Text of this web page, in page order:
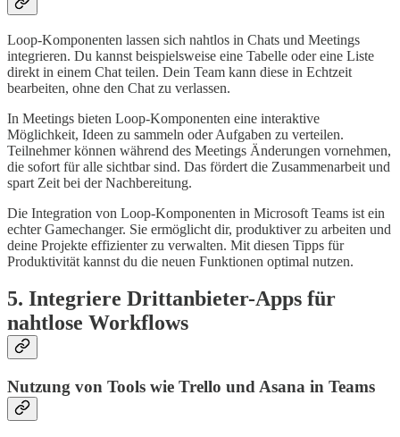
Loop-Komponenten lassen sich nahtlos in Chats und Meetings
integrieren. Du kannst beispielsweise eine Tabelle oder eine Liste
direkt in einem Chat teilen. Dein Team kann diese in Echtzeit
bearbeiten, ohne den Chat zu verlassen.
In Meetings bieten Loop-Komponenten eine interaktive
Möglichkeit, Ideen zu sammeln oder Aufgaben zu verteilen.
Teilnehmer können während des Meetings Änderungen vornehmen,
die sofort für alle sichtbar sind. Das fördert die Zusammenarbeit und
spart Zeit bei der Nachbereitung.
Die Integration von Loop-Komponenten in Microsoft Teams ist ein
echter Gamechanger. Sie ermöglicht dir, produktiver zu arbeiten und
deine Projekte effizienter zu verwalten. Mit diesen Tipps für
Produktivität kannst du die neuen Funktionen optimal nutzen.
5. Integriere Drittanbieter-Apps für
nahtlose Workflows
Nutzung von Tools wie Trello und Asana in Teams